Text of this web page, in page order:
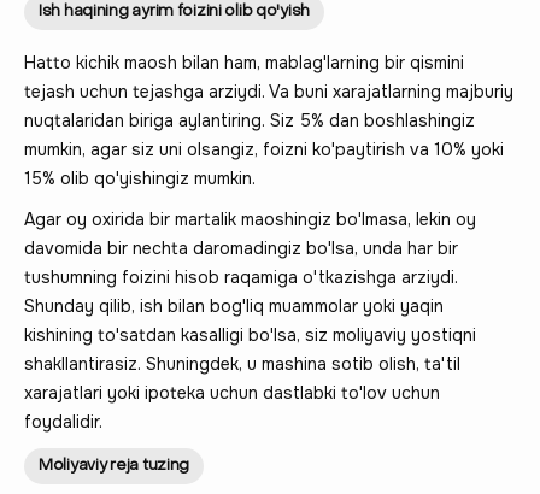
Ish haqining ayrim foizini olib qo'yish
Hatto kichik maosh bilan ham, mablag'larning bir qismini
tejash uchun tejashga arziydi. Va buni xarajatlarning majburiy
nuqtalaridan biriga aylantiring. Siz 5% dan boshlashingiz
mumkin, agar siz uni olsangiz, foizni ko'paytirish va 10% yoki
15% olib qo'yishingiz mumkin.
Agar oy oxirida bir martalik maoshingiz bo'lmasa, lekin oy
davomida bir nechta daromadingiz bo'lsa, unda har bir
tushumning foizini hisob raqamiga o'tkazishga arziydi.
Shunday qilib, ish bilan bog'liq muammolar yoki yaqin
kishining to'satdan kasalligi bo'lsa, siz moliyaviy yostiqni
shakllantirasiz. Shuningdek, u mashina sotib olish, ta'til
xarajatlari yoki ipoteka uchun dastlabki to'lov uchun
foydalidir.
Moliyaviy reja tuzing